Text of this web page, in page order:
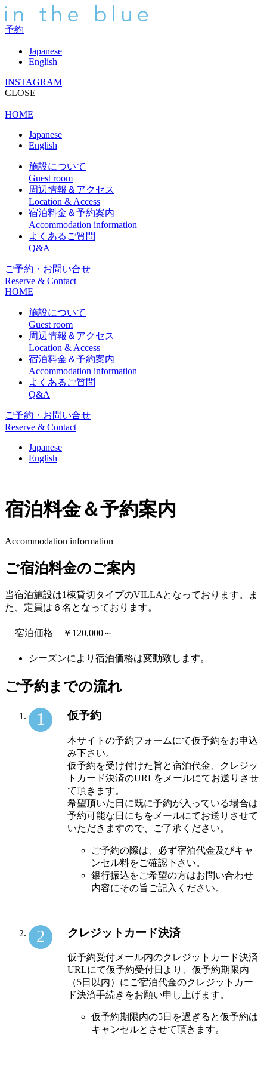
予約
Japanese
English
INSTAGRAM
CLOSE
HOME
Japanese
English
施設について
Guest room
周辺情報＆アクセス
Location & Access
宿泊料金＆予約案内
Accommodation information
よくあるご質問
Q&A
ご予約・お問い合せ
Reserve & Contact
HOME
施設について
Guest room
周辺情報＆アクセス
Location & Access
宿泊料金＆予約案内
Accommodation information
よくあるご質問
Q&A
ご予約・お問い合せ
Reserve & Contact
Japanese
English
宿泊料金＆予約案内
Accommodation information
ご宿泊料金のご案内
当宿泊施設は1棟貸切タイプのVILLAとなっております。ま
た、定員は６名となっております。
宿泊価格 ￥120,000～
シーズンにより宿泊価格は変動致します。
ご予約までの流れ
仮予約
本サイトの予約フォームにて仮予約をお申込
み下さい。
仮予約を受け付けた旨と宿泊代金、クレジッ
トカード決済のURLをメールにてお送りさせ
て頂きます。
希望頂いた日に既に予約が入っている場合は
予約可能な日にちをメールにてお送りさせて
いただきますので、ご了承ください。
ご予約の際は、必ず宿泊代金及びキャ
ンセル料をご確認下さい。
銀行振込をご希望の方はお問い合わせ
内容にその旨ご記入ください。
クレジットカード決済
仮予約受付メール内のクレジットカード決済
URLにて仮予約受付日より、仮予約期限内
（5日以内）にご宿泊代金のクレジットカー
ド決済手続きをお願い申し上げます。
仮予約期限内の5日を過ぎると仮予約は
キャンセルとさせて頂きます。